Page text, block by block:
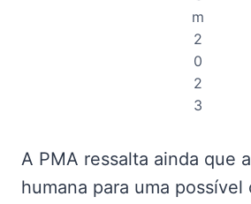
m
2
0
2
3
A PMA ressalta ainda que
humana para uma possível